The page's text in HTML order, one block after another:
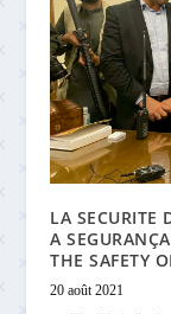
LA SECURITE
A
THE SAFETY
20 août 2021